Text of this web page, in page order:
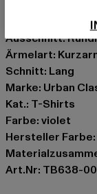
Anlass: Alltag,
Ausschnitt:
Ärmelart:
Schnitt: Lang
Marke: Urban
Kat.: T-Shirts
Farbe: violet
Hersteller
Art.Nr: TB638-